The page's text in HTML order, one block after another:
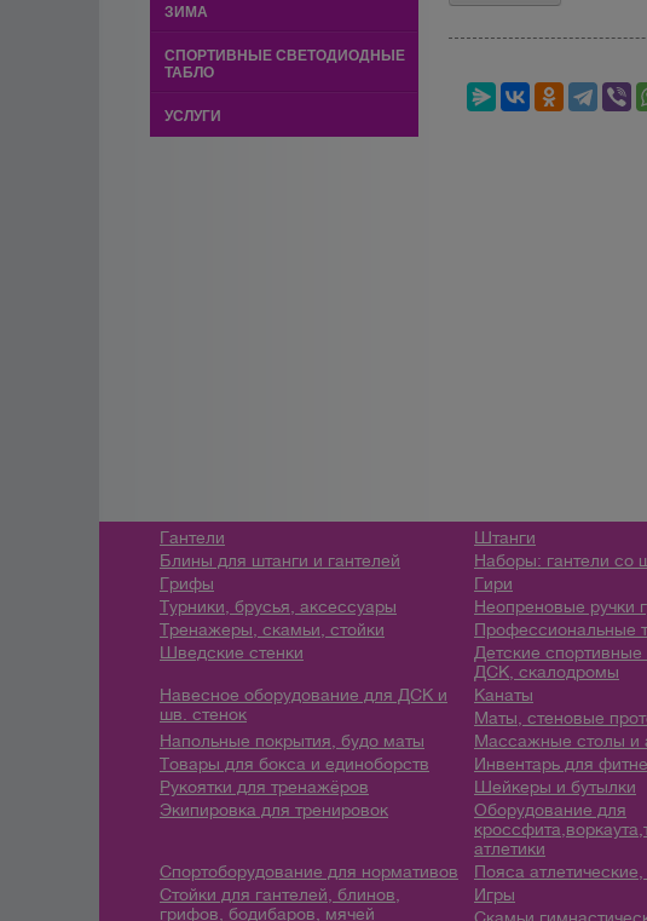
ЗИМА
СПОРТИВНЫЕ СВЕТОДИОДНЫЕ
ТАБЛО
УСЛУГИ
Гантели
Штанги
Блины для штанги и гантелей
Наборы: гантели со
Грифы
Гири
Турники, брусья, аксессуары
Неопреновые ручки
Тренажеры, скамьи, стойки
Профессиональные
Шведские стенки
Детские
ДСК, скалодромы
Навесное оборудование для ДСК и
шв. стенок
Канаты
Маты, стеновые
Напольные покрытия, будо маты
Массажные столы и
Товары для бокса и единоборств
Инвентарь для
Рукоятки для тренажёров
Шейкеры и бутылки
Экипировка для тренировок
Оборудование для
атлетики
Спортоборудование для нормативов
Пояса
Стойки для гантелей, блинов,
грифов, бодибаров, мячей
Игры